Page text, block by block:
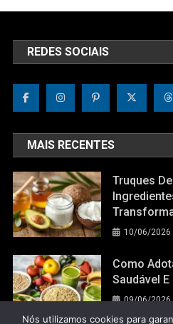
REDES SOCIAIS
MAIS RECENTES
Truques
10/06/2026
Como
Saudável
09/06/2026
Nós utilizamos cookies para